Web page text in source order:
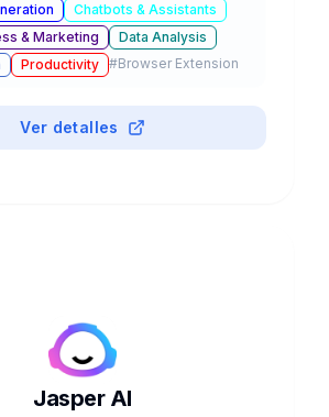
y acceso a múltiples modelos LLM
GPT-5, Claude y Gemini.
Chatbots & Assistants
& Marketing
Data Analysis
Productivity #Browser Extension
Ver detalles
Jasper AI